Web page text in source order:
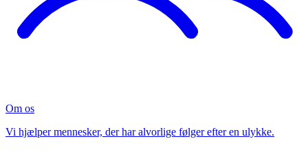
Om os
Vi hjælper mennesker, der har alvorlige følger efter en ulykke.